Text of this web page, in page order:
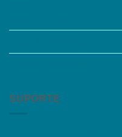
SUPORTE